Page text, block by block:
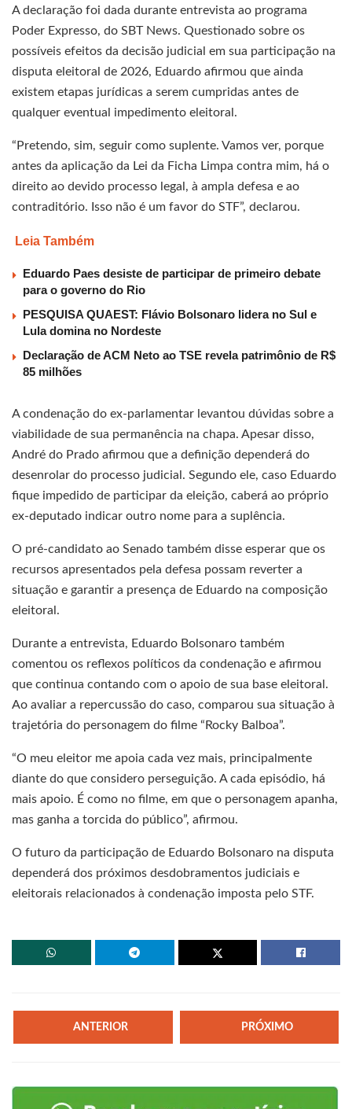
A declaração foi dada durante entrevista ao programa
Poder Expresso, do SBT News. Questionado sobre os
possíveis efeitos da decisão judicial em sua participação na
disputa eleitoral de 2026, Eduardo afirmou que ainda
existem etapas jurídicas a serem cumpridas antes de
qualquer eventual impedimento eleitoral.
“Pretendo, sim, seguir como suplente. Vamos ver, porque
antes da aplicação da Lei da Ficha Limpa contra mim, há o
direito ao devido processo legal, à ampla defesa e ao
contraditório. Isso não é um favor do STF”, declarou.
Leia Também
Eduardo Paes desiste de participar de primeiro debate
para o governo do Rio
PESQUISA QUAEST: Flávio Bolsonaro lidera no Sul e
Lula domina no Nordeste
Declaração de ACM Neto ao TSE revela patrimônio de R$
85 milhões
A condenação do ex-parlamentar levantou dúvidas sobre a
viabilidade de sua permanência na chapa. Apesar disso,
André do Prado afirmou que a definição dependerá do
desenrolar do processo judicial. Segundo ele, caso Eduardo
fique impedido de participar da eleição, caberá ao próprio
ex-deputado indicar outro nome para a suplência.
O pré-candidato ao Senado também disse esperar que os
recursos apresentados pela defesa possam reverter a
situação e garantir a presença de Eduardo na composição
eleitoral.
Durante a entrevista, Eduardo Bolsonaro também
comentou os reflexos políticos da condenação e afirmou
que continua contando com o apoio de sua base eleitoral.
Ao avaliar a repercussão do caso, comparou sua situação à
trajetória do personagem do filme “Rocky Balboa”.
“O meu eleitor me apoia cada vez mais, principalmente
diante do que considero perseguição. A cada episódio, há
mais apoio. É como no filme, em que o personagem apanha,
mas ganha a torcida do público”, afirmou.
O futuro da participação de Eduardo Bolsonaro na disputa
dependerá dos próximos desdobramentos judiciais e
eleitorais relacionados à condenação imposta pelo STF.
ANTERIOR PRÓXIMO